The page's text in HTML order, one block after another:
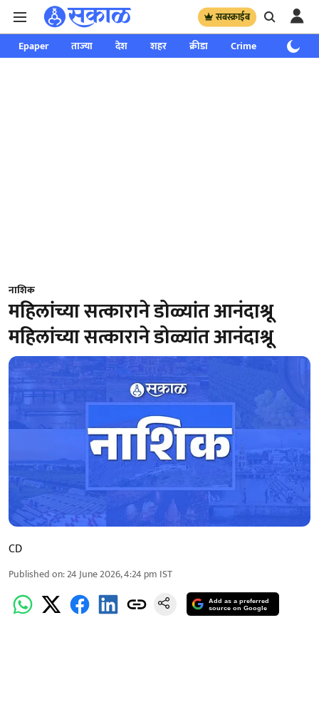
सबस्क्राईब
Epaper ताज्या देश शहर क्रीडा Crime साप्ताहिक
नाशिक
महिलांच्या सत्काराने डोळ्यांत आनंदाश्रू
महिलांच्या सत्काराने डोळ्यांत आनंदाश्रू
CD
Published on:24 June 2026, 4:24 pm IST
Add as a preferred
source on Google